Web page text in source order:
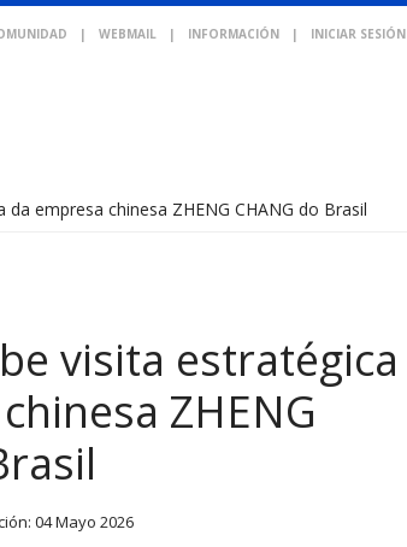
| WEBMAIL | INFORMACIÓN | INICIAR SESIÓN
da empresa chinesa ZHENG CHANG do Brasil
visita estratégica
ZHENG
04 Mayo 2026